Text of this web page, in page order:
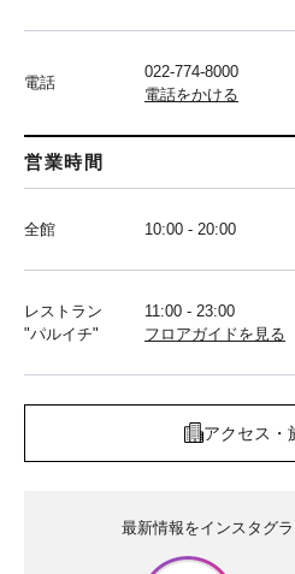
電話
022-774-8000
電話をかける
営業時間
全館 10:00 - 20:00
レストラン
"パルイチ"
11:00 - 23:00
フロアガイドを見る
アクセス・
最新情報をインスタグ